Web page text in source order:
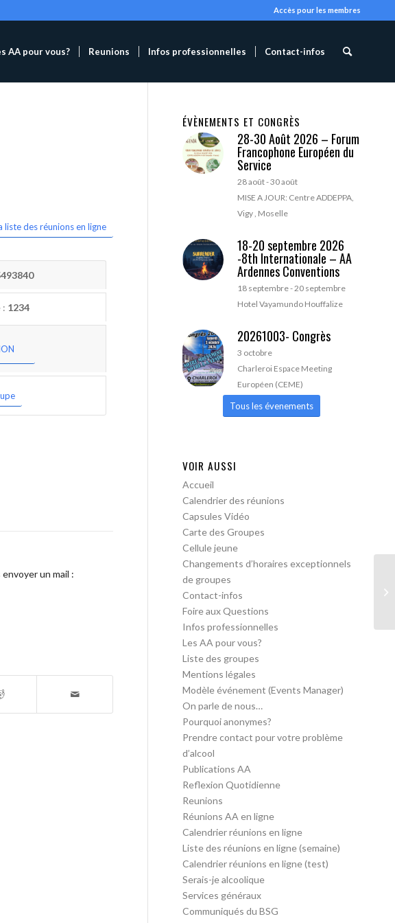
Accès pour les membres
AA pour vous? Reunions Infos professionnelles Contact-infos
liste des réunions en ligne
: 1234
un mail :
ÉVÈNEMENTS ET CONGRÈS
28-30 Août 2026 – Forum
Francophone Européen du
Service
28 août-30 août
MISE A JOUR: Centre ADDEPPA,
Vigy , Moselle
18-20 septembre 2026
-8th Internationale – AA
Ardennes Conventions
18 septembre-20 septembre
Hotel Vayamundo Houffalize
20261003- Congrès
3 octobre
Charleroi Espace Meeting
Européen (CEME)
Tous les évenements
VOIR AUSSI
Accueil
Calendrier des réunions
Capsules Vidéo
Carte des Groupes
Cellule jeune
Changements d’horaires exceptionnels
de groupes
Contact-infos
Foire aux Questions
Infos professionnelles
Les AA pour vous?
Liste des groupes
Mentions légales
Modèle événement (Events Manager)
On parle de nous…
Pourquoi anonymes?
Prendre contact pour votre problème
d’alcool
Publications AA
Reflexion Quotidienne
Reunions
Réunions AA en ligne
Calendrier réunions en ligne
Liste des réunions en ligne (semaine)
Calendrier réunions en ligne (test)
Serais-je alcoolique
Services généraux
Communiqués du BSG